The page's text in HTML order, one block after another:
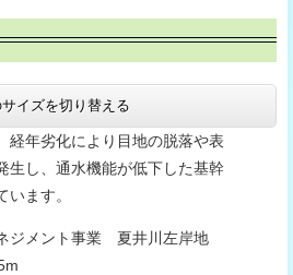
イズを切り替える
経年劣化により目地の脱落や表
生し、通水機能が低下した基幹
ます。
ジメント事業 夏井川左岸地